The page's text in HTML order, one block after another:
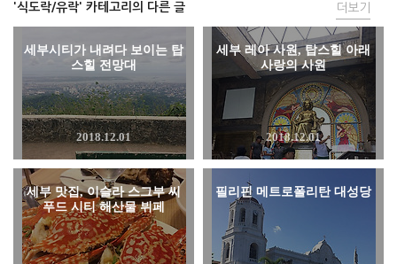
'식도락/유락' 카테고리의 다른 글
세부시티가 내려다 보이는 탑
스힐 전망대
2018.12.01
세부 레아 사원, 탑스힐 아래
사랑의 사원
2018.12.01
세부 맛집, 이슬라 스그부 씨
푸드 시티 해산물 뷔페
필리핀 메트로폴리탄 대성당
더보기